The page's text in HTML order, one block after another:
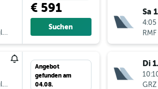
€ 591
Suchen
Angebot
gefunden am
04.08.
Sa
4:05
RMF
Di
GRZ